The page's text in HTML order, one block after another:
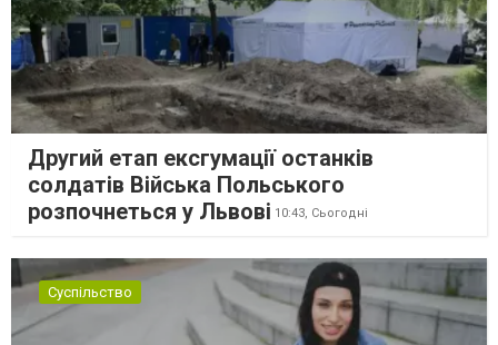
Другий етап ексгумації останків
солдатів Війська Польського
розпочнеться у Львові 10:43, Сьогодні
Суспільство